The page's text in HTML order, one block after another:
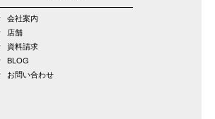
会社案内
店舗
資料請求
BLOG
お問い合わせ